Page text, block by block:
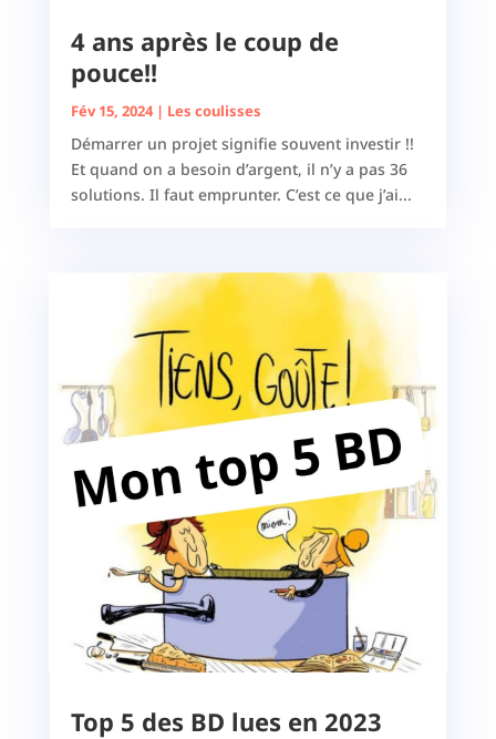
4 ans après le coup de
pouce!!
Fév 15, 2024| Les coulisses
Démarrer un projet signifie souvent investir !!
Et quand on a besoin d’argent, il n’y a pas 36
solutions. Il faut emprunter. C’est ce que j’ai...
Top 5 des BD lues en 2023